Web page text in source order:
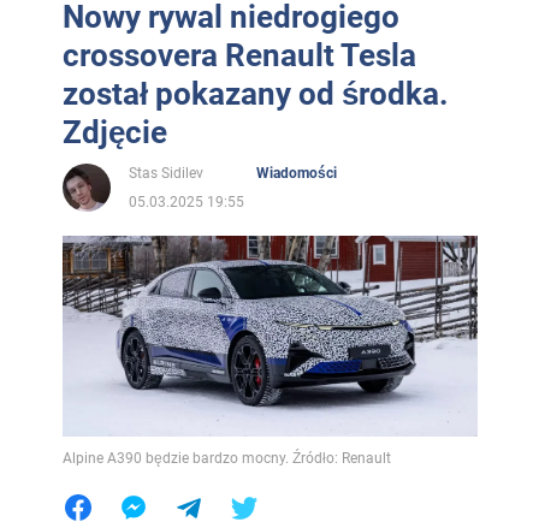
Nowy rywal niedrogiego
crossovera Renault Tesla
został pokazany od środka.
Zdjęcie
Stas Sidilev
Wiadomości
05.03.2025 19:55
Alpine A390 będzie bardzo mocny. Źródło: Renault